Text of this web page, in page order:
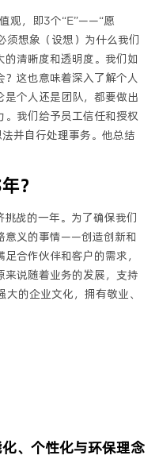
观，即3个“E”——“愿
须想象（设想）为什么我们
清晰度和透明度。我们如
这也意味着深入了解个人
是个人还是团队，都要做出
。我们给予员工信任和授权
并自行处理事务。他总结
？
战的一年。为了确保我们
意义的事情——创造创新和
合作伙伴和客户的需求，
来说随着业务的发展，支持
的企业文化，拥有敬业、
、个性化与环保理念